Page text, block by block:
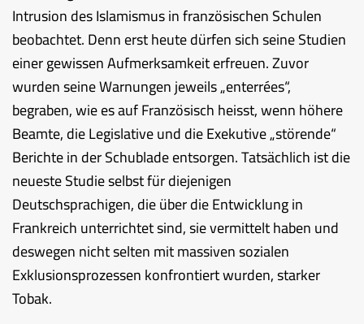
Intrusion des Islamismus in französischen Schulen
beobachtet. Denn erst heute dürfen sich seine Studien
einer gewissen Aufmerksamkeit erfreuen. Zuvor
wurden seine Warnungen jeweils „enterrées“,
begraben, wie es auf Französisch heisst, wenn höhere
Beamte, die Legislative und die Exekutive „störende“
Berichte in der Schublade entsorgen. Tatsächlich ist die
neueste Studie selbst für diejenigen
Deutschsprachigen, die über die Entwicklung in
Frankreich unterrichtet sind, sie vermittelt haben und
deswegen nicht selten mit massiven sozialen
Exklusionsprozessen konfrontiert wurden, starker
Tobak.